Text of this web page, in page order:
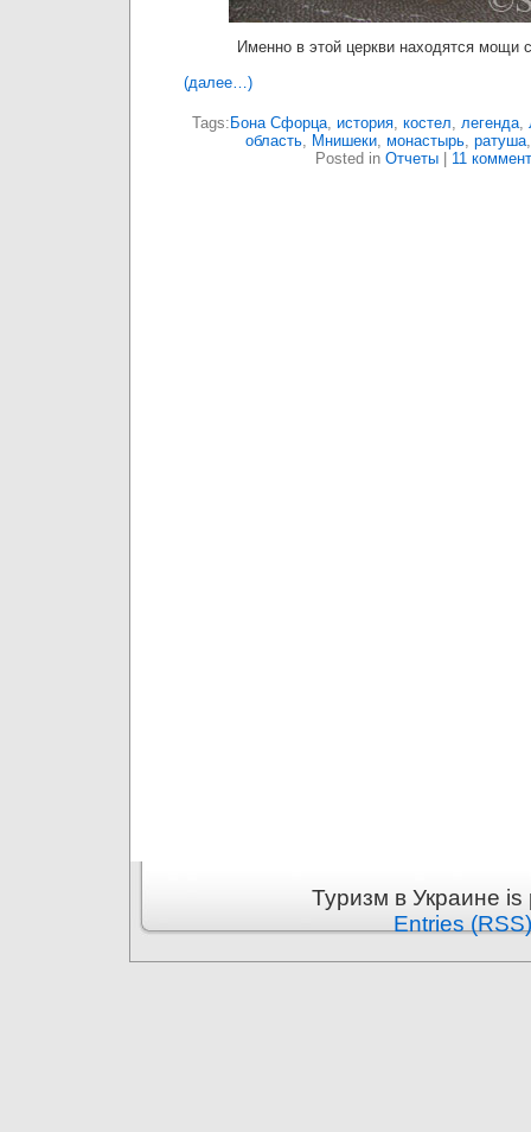
Именно в этой церкви находятся мощи
(далее…)
Tags: Бона Сфорца, история, костел, легенда,
область, Мнишеки, монастырь, ратуша
Posted in Отчеты| 11
Туризм в Украине
Entries (RSS)